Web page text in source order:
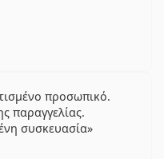
προσωπικό.
παραγγελίας.
συσκευασία